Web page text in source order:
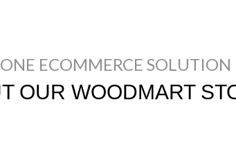
ECOMMERCE SOLUTION
OUR WOODMART